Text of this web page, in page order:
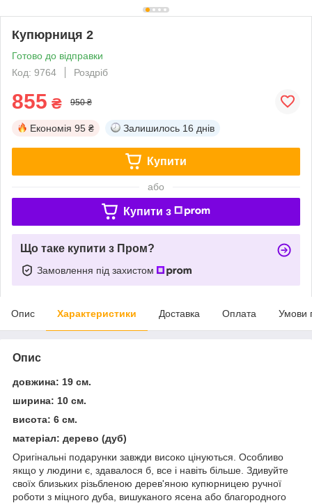
Купюрниця 2
Готово до відправки
Код: 9764
Роздріб
855 ₴ 950 ₴
Економія 95 ₴ Залишилось 16 днів
Купити
або
Купити з
Що таке купити з Пром?
Замовлення під захистом
Опис Характеристики Доставка Оплата Умови
Опис
довжина: 19 см.
ширина: 10 см.
висота: 6 см.
матеріал: дерево (дуб)
Оригінальні подарунки завжди високо цінуються. Особливо
якщо у людини є, здавалося б, все і навіть більше. Здивуйте
своїх близьких різьбленою дерев'яною купюрницею ручної
роботи з міцного дуба, вишуканого ясена або благородного